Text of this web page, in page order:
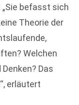
befasst sich
Theorie der
Welchen
Das
erläutert